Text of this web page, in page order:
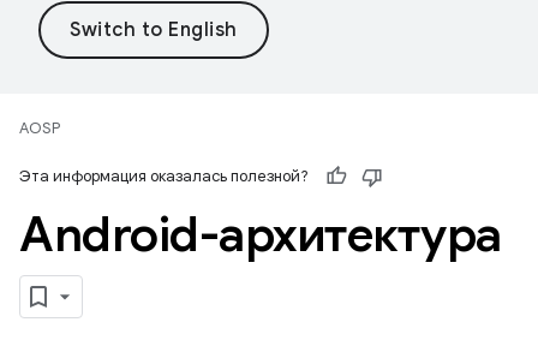
AOSP
Эта информация оказалась полезной?
Android-архитектура